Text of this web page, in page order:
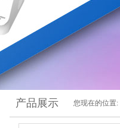
产品展示 您现在的位置: